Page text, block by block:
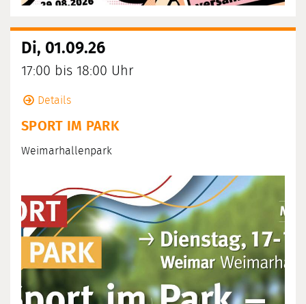
Di, 01.09.26
17:00 bis 18:00 Uhr
Details
SPORT IM PARK
Weimarhallenpark